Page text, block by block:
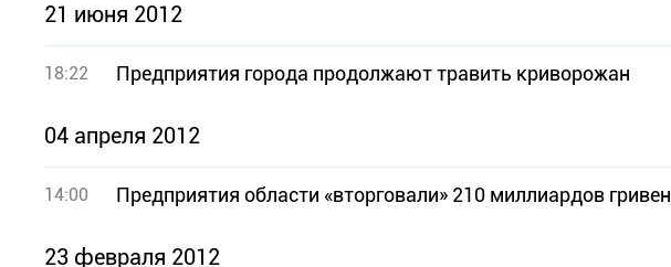
21 июня 2012
18:22 Предприятия города продолжают травить криворожан
04 апреля 2012
14:00 Предприятия области «вторговали» 210 миллиардов гривен
23 февраля 2012